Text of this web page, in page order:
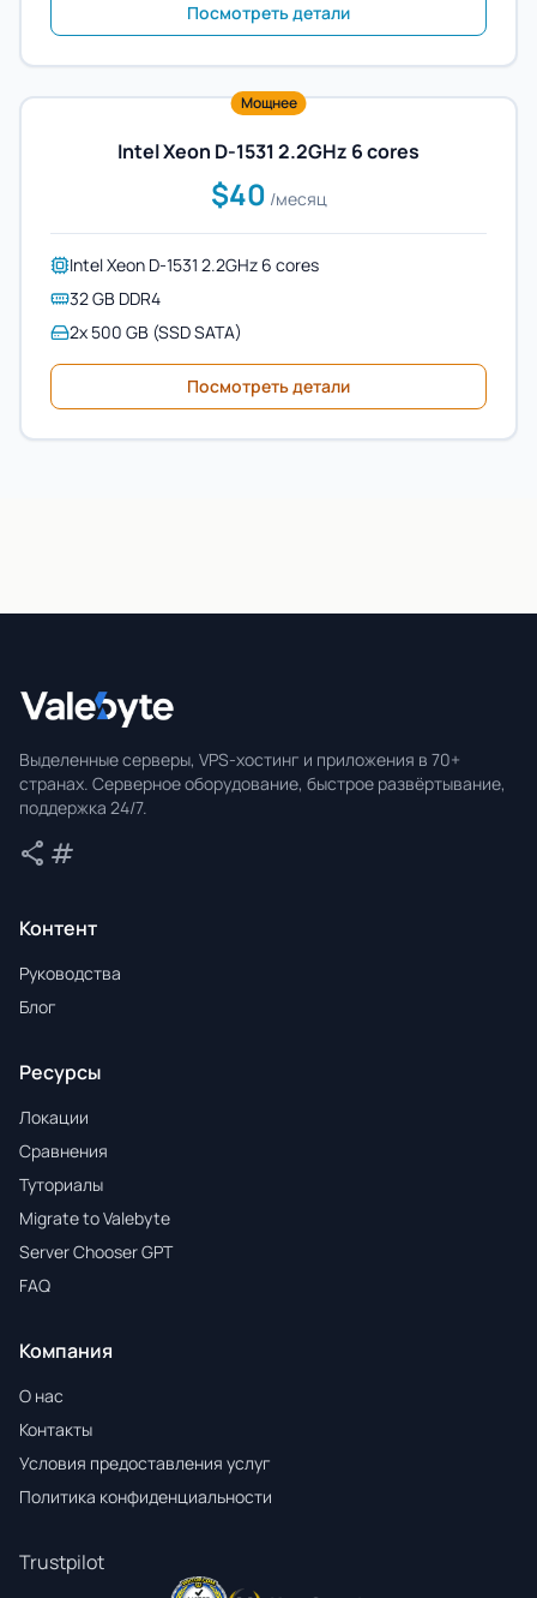
Посмотреть детали
Мощнее
Intel Xeon D-1531 2.2GHz 6 cores
$40 /месяц
Intel Xeon D-1531 2.2GHz 6 cores
32 GB DDR4
2x 500 GB (SSD SATA)
Посмотреть детали
Выделенные серверы, VPS-хостинг и приложения в 70+
странах. Серверное оборудование, быстрое развёртывание,
поддержка 24/7.
share Поделиться
tag
Контент
Руководства
Блог
Ресурсы
Локации
Сравнения
Туториалы
Migrate to Valebyte
Server Chooser GPT
FAQ
Компания
О нас
Контакты
Условия предоставления услуг
Политика конфиденциальности
Trustpilot